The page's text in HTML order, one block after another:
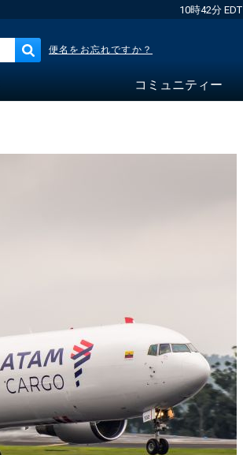
10時42分 EDT
便名をお忘れですか？
コミュニティー